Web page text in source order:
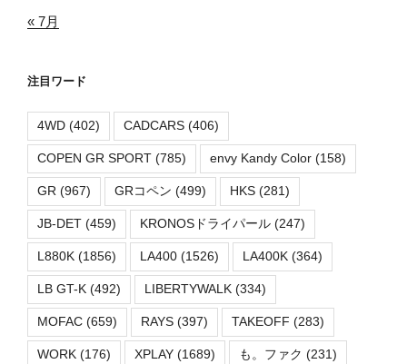
« 7月
注目ワード
4WD (402) CADCARS (406)
COPEN GR SPORT (785) envy Kandy Color (158)
GR (967) GRコペン (499) HKS (281)
JB-DET (459) KRONOSドライパール (247)
L880K (1856) LA400 (1526) LA400K (364)
LB GT-K (492) LIBERTYWALK (334)
MOFAC (659) RAYS (397) TAKEOFF (283)
WORK (176) XPLAY (1689) も。ファク (231)